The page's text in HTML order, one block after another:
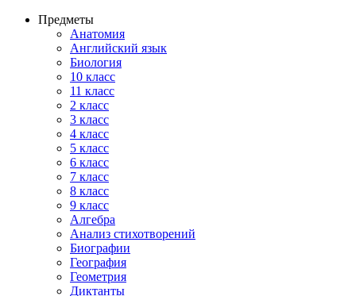
Предметы
Анатомия
Английский язык
Биология
10 класс
11 класс
2 класс
3 класс
4 класс
5 класс
6 класс
7 класс
8 класс
9 класс
Алгебра
Анализ стихотворений
Биографии
География
Геометрия
Диктанты